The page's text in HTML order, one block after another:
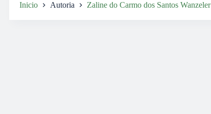
Inicio Autoria Zaline do Carmo dos Santos Wanzeler